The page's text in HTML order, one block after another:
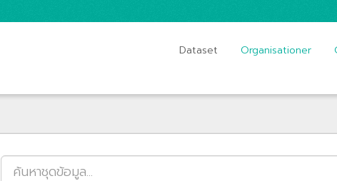
Dataset Organisationer